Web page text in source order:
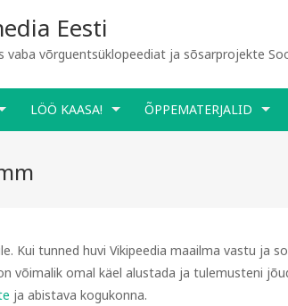
Eesti
vaba võrguentsüklopeediat ja sõsarprojekte
LÖÖ KAASA! ÕPPEMATERJALID
Kui tunned huvi Vikipeedia maailma vastu ja
võimalik omal käel alustada ja tulemusteni
ja abistava kogukonna.